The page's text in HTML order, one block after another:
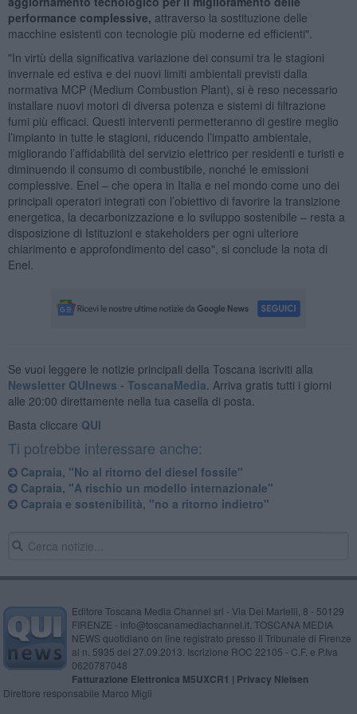
performance complessive, attraverso la sostituzione delle
macchine esistenti con tecnologie più moderne ed efficienti".
"In virtù della significativa variazione dei consumi tra le stagioni
invernale ed estiva e dei nuovi limiti ambientali previsti dalla
normativa MCP (Medium Combustion Plant), si è reso necessario
installare nuovi motori di diversa potenza e sistemi di filtrazione
fumi più efficaci. Questi interventi permetteranno di gestire meglio
l’impianto in tutte le stagioni, riducendo l’impatto ambientale,
migliorando l’affidabilità del servizio elettrico per residenti e turisti e
diminuendo il consumo di combustibile, nonché le emissioni
complessive. Enel – che opera in Italia e nel mondo come uno dei
principali operatori integrati con l’obiettivo di favorire la transizione
energetica, la decarbonizzazione e lo sviluppo sostenibile – resta a
disposizione di Istituzioni e stakeholders per ogni ulteriore
chiarimento e approfondimento del caso", si conclude la nota di
Enel.
Se vuoi leggere le notizie principali della Toscana iscriviti alla
Newsletter QUInews - ToscanaMedia. Arriva gratis tutti i giorni
alle 20:00 direttamente nella tua casella di posta.
Basta cliccare QUI
Ti potrebbe interessare anche:
Capraia, "No al ritorno del diesel fossile"
Capraia, "A rischio un modello internazionale"
Capraia e sostenibilità, "no a ritorno indietro"
Editore Toscana Media Channel srl - Via Dei Martelli, 8 - 50129
FIRENZE - info@toscanamediachannel.it. TOSCANA MEDIA
NEWS quotidiano on line registrato presso il Tribunale di Firenze
al n. 5935 del 27.09.2013. Iscrizione ROC 22105 - C.F. e P.Iva
0620787048
Fatturazione Elettronica M5UXCR1 | Privacy Nielsen
Direttore responsabile Marco Migli